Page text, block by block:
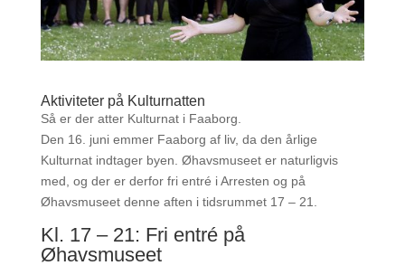
Aktiviteter på Kulturnatten
Så er der atter Kulturnat i Faaborg.
Den 16. juni emmer Faaborg af liv, da den årlige
Kulturnat indtager byen. Øhavsmuseet er naturligvis
med, og der er derfor fri entré i Arresten og på
Øhavsmuseet denne aften i tidsrummet 17 – 21.
Kl. 17 – 21: Fri entré på
Øhavsmuseet